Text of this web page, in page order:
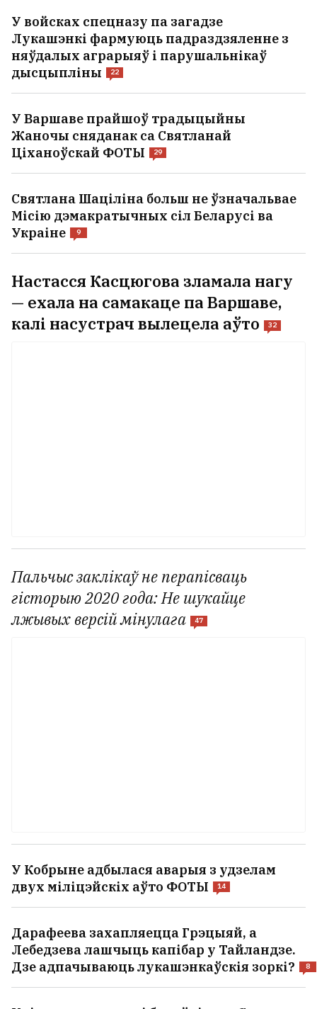
У войсках спецназу па загадзе
Лукашэнкі фармуюць падраздзяленне з
няўдалых аграрыяў і парушальнікаў
дысцыпліны
22
У Варшаве прайшоў традыцыйны
Жаночы сняданак са Святланай
Ціханоўскай ФОТЫ
29
Святлана Шаціліна больш не ўзначальвае
Місію дэмакратычных сіл Беларусі ва
Украіне
9
Настасся Касцюгова зламала нагу
— ехала на самакаце па Варшаве,
калі насустрач вылецела аўто
32
Пальчыс заклікаў не перапісваць
гісторыю 2020 года: Не шукайце
лжывых версій мінулага
47
У Кобрыне адбылася аварыя з удзелам
двух міліцэйскіх аўто ФОТЫ
14
Дарафеева захапляецца Грэцыяй, а
Лебедзева лашчыць капібар у Тайландзе.
Дзе адпачываюць лукашэнкаўскія зоркі?
8